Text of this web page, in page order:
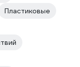
Пластиковые